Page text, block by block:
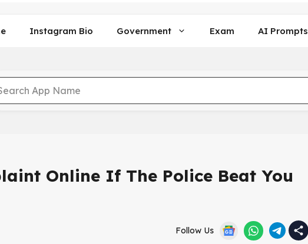
Instagram Bio Government Exam AI Prompts
Online If The Police Beat You
Follow Us